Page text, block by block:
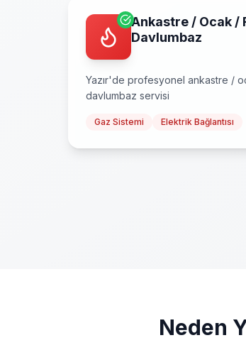
Ankastre / Ocak /
Davlumbaz
Yazır'de profesyonel ankastre /
davlumbaz servisi
Gaz Sistemi Elektrik Bağlantısı
Neden